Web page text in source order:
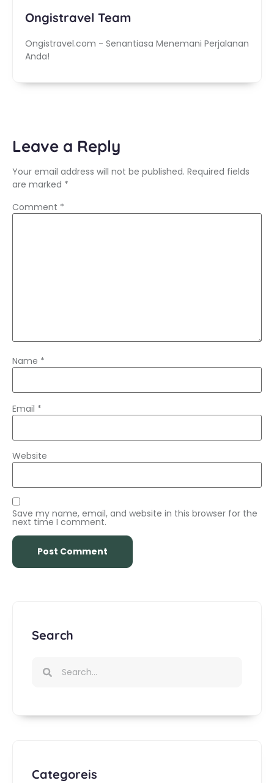
Ongistravel Team
Ongistravel.com - Senantiasa Menemani Perjalanan
Anda!
Leave a Reply
Your email address will not be published. Required fields
are marked *
Comment *
Name *
Email *
Website
Save my name, email, and website in this browser for the
next time I comment.
Search
Categoreis